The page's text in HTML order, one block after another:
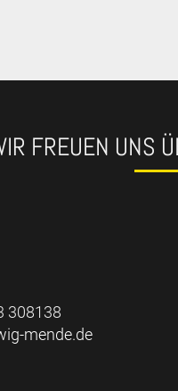
FREUEN UNS
308138
mende.de